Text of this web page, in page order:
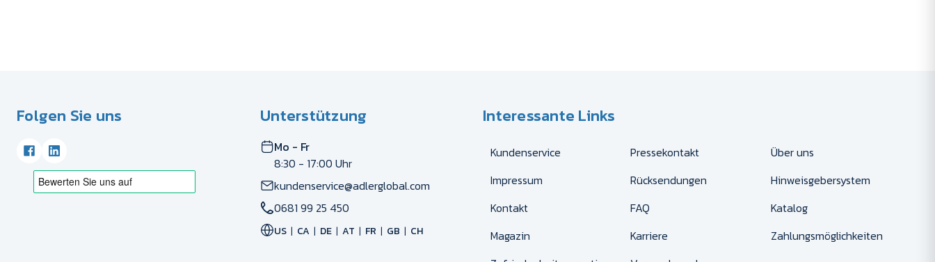
Folgen Sie uns Unterstützung
Mo - Fr
8:30 - 17:00 Uhr
kundenservice@adlerglobal.com
0681 99 25 450
US CA DE AT FR GB CH
Interessante Links
Kundenservice Pressekontakt
Über uns
Impressum
Rücksendungen
Hinweisgebersystem
Kontakt
FAQ
Katalog
Magazin
Karriere
Zahlungsmöglichkeiten